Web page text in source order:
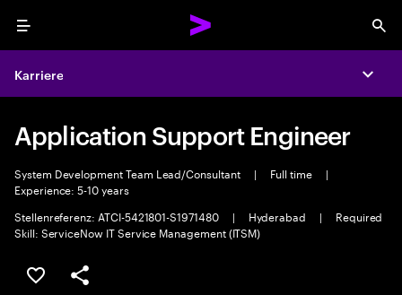
Menu
Karriere
Application Support Engineer
System Development Team Lead/Consultant | Full time
|
Experience: 5-10 years
Stellenreferenz: ATCI-5421801-S1971480
| Hyderabad |
Required
Skill: ServiceNow IT Service Management (ITSM)
JOB SPEICHERN
Teilen